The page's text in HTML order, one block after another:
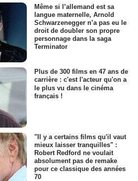
Même si l’allemand est sa
langue maternelle, Arnold
Schwarzenegger n’a pas eu le
droit de doubler son propre
personnage dans la saga
Terminator
Plus de 300 films en 47 ans de
carrière : c'est l'acteur qu'on a
le plus vu dans le cinéma
français !
"Il y a certains films qu'il vaut
mieux laisser tranquilles" :
Robert Redford ne voulait
absolument pas de remake
pour ce classique des années
70